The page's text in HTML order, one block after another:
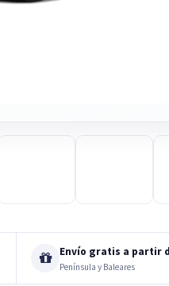
Envío gratis a partir
Península y Baleares